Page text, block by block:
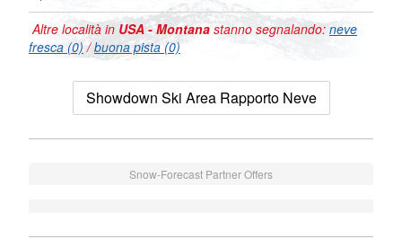
Altre località in USA - Montana stanno segnalando: neve
fresca (0)/buona pista (0)
Showdown Ski Area Rapporto Neve
Snow-Forecast Partner Offers